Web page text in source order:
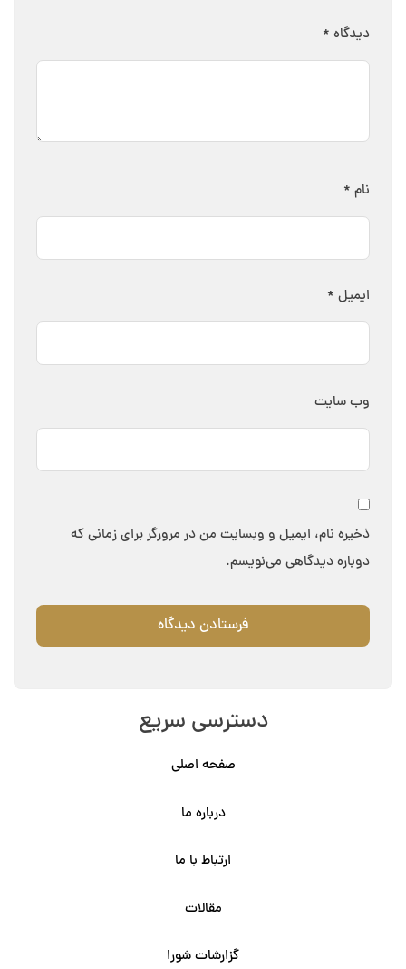
دیدگاه *
نام *
ایمیل *
وب‌ سایت
ذخیره نام، ایمیل و وبسایت من در مرورگر برای زمانی که
دوباره دیدگاهی می‌نویسم.
دسترسی سریع
صفحه اصلی
درباره ما
ارتباط با ما
مقالات
گزارشات شورا